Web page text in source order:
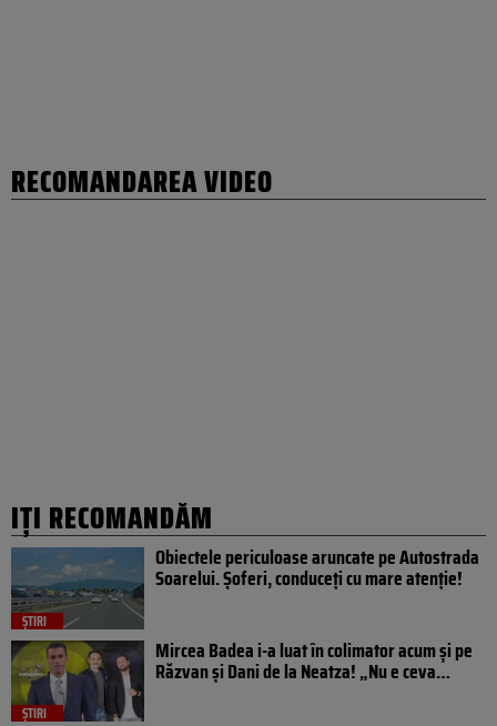
RECOMANDAREA VIDEO
IȚI RECOMANDĂM
ȘTIRI
Obiectele periculoase aruncate pe Autostrada
Soarelui. Șoferi, conduceți cu mare atenție!
ȘTIRI
Mircea Badea i-a luat în colimator acum și pe
Răzvan și Dani de la Neatza! „Nu e ceva…